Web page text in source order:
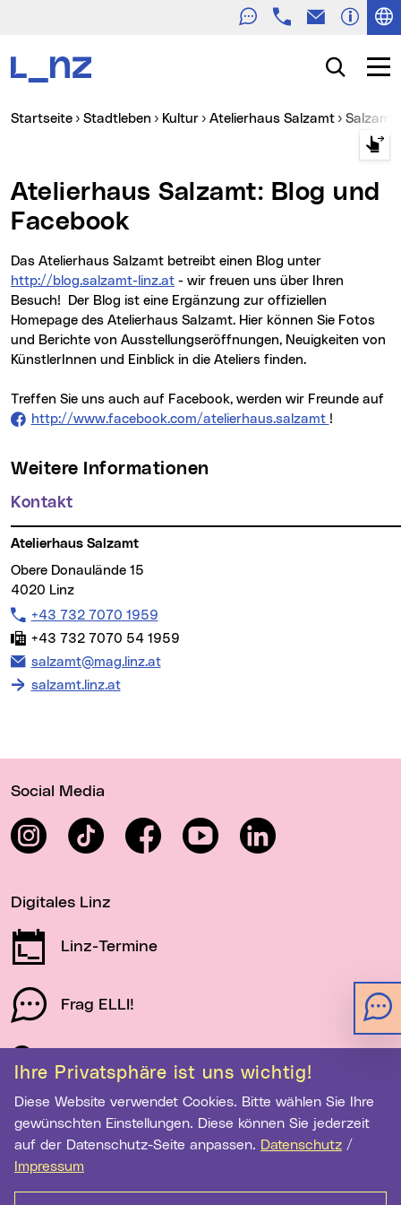
Ihre Privatsphäre ist uns wichtig!
Diese Website verwendet Cookies. Bitte wählen Sie Ihre
gewünschten Einstellungen. Diese können Sie jederzeit
auf der Datenschutz-Seite anpassen. Datenschutz /
Impressum
TelefonE-Mail
Suche
Sie sind hier:
Startseite Stadtleben Kultur Atelierhaus Salzamt
Atelierhaus Salzamt: Blog und
Facebook
Das Atelierhaus Salzamt betreibt einen Blog unter
http://blog.salzamt-linz.at - wir freuen uns über Ihren
Besuch! Der Blog ist eine Ergänzung zur offiziellen
Homepage des Atelierhaus Salzamt. Hier können Sie Fotos
und Berichte von Ausstellungseröffnungen, Neuigkeiten von
KünstlerInnen und Einblick in die Ateliers finden.
Treffen Sie uns auch auf Facebook, werden wir Freunde auf
http://www.facebook.com/atelierhaus.salzamt (neues
!
Weitere Informationen
Kontakt
Atelierhaus Salzamt
Obere Donaulände 15
4020 Linz
Telefon:
+43 732 7070 1959
Fax:
+43 732 7070 54 1959
E-Mail Adresse:
salzamt@mag.linz.at
salzamt.linz.at
Social Media
InstagramTikTok FacebookYouTube LinkedIn
Digitales Linz
Linz-Termine
Frag ELLI!
Schau auf Linz
Newsletter-Anmeldung
E-Mail-Adresse eingeben